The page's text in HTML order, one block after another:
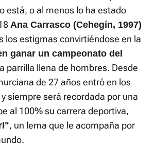
está, o al menos lo ha estado
Ana Carrasco (Cehegín, 1997)
los estigmas convirtiéndose en la
ganar un campeonato del
parrilla llena de hombres. Desde
de 27 años entró en los
siempre será recordada por una
al 100% su carrera deportiva,
, un lema que le acompaña por